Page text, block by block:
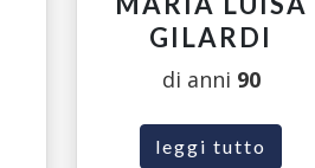
GILARDI
di anni 90
leggi tutto